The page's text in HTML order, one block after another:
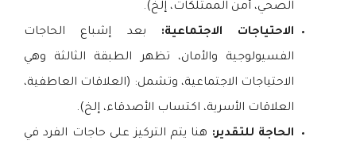
الصحي، أمن الممتلكات، إلخ).
الاحتياجات الاجتماعية: بعد إشباع الحاجات
الفسيولوجية والأمان، تظهر الطبقة الثالثة وهي
الاحتياجات الاجتماعية، وتشمل: (العلاقات العاطفية،
العلاقات الأسرية، اكتساب الأصدقاء، إلخ).
الحاجة للتقدير: هنا يتم التركيز على حاجات الفرد في